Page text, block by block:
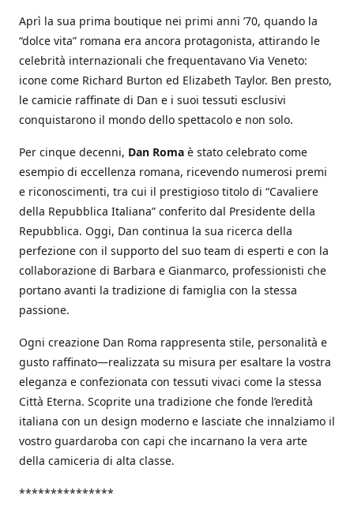
Aprì la sua prima boutique nei primi anni ’70, quando la
“dolce vita” romana era ancora protagonista, attirando le
celebrità internazionali che frequentavano Via Veneto:
icone come Richard Burton ed Elizabeth Taylor. Ben presto,
le camicie raffinate di Dan e i suoi tessuti esclusivi
conquistarono il mondo dello spettacolo e non solo.
Per cinque decenni, Dan Roma è stato celebrato come
esempio di eccellenza romana, ricevendo numerosi premi
e riconoscimenti, tra cui il prestigioso titolo di “Cavaliere
della Repubblica Italiana” conferito dal Presidente della
Repubblica. Oggi, Dan continua la sua ricerca della
perfezione con il supporto del suo team di esperti e con la
collaborazione di Barbara e Gianmarco, professionisti che
portano avanti la tradizione di famiglia con la stessa
passione.
Ogni creazione Dan Roma rappresenta stile, personalità e
gusto raffinato—realizzata su misura per esaltare la vostra
eleganza e confezionata con tessuti vivaci come la stessa
Città Eterna. Scoprite una tradizione che fonde l’eredità
italiana con un design moderno e lasciate che innalziamo il
vostro guardaroba con capi che incarnano la vera arte
della camiceria di alta classe.
***************